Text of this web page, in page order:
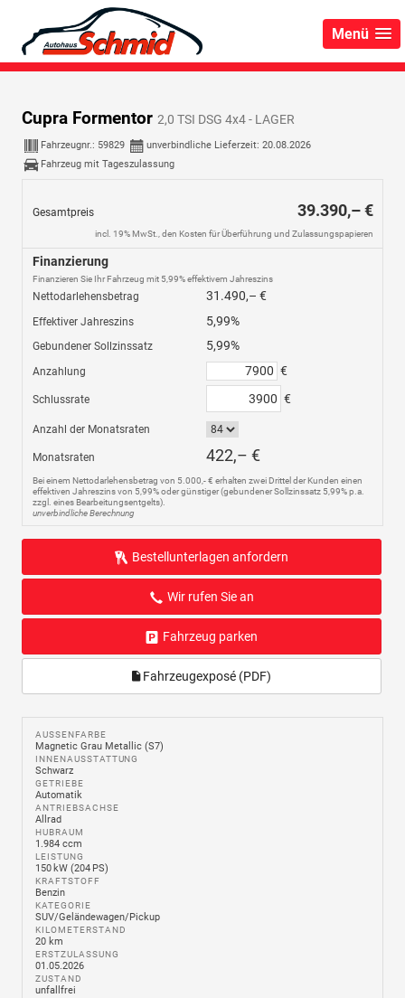
Menü
Cupra Formentor 2,0 TSI DSG 4x4 - LAGER
Fahrzeugnr.: 59829 unverbindliche Lieferzeit: 20.08.2026
Fahrzeug mit Tageszulassung
Gesamtpreis 39.390,– €
incl. 19% MwSt., den Kosten für Überführung und Zulassungspapieren
Finanzierung
Finanzieren Sie Ihr Fahrzeug mit 5,99% effektivem Jahreszins
Nettodarlehensbetrag 31.490,– €
Effektiver Jahreszins 5,99%
Gebundener Sollzinssatz 5,99%
Anzahlung €
Schlussrate €
Anzahl der Monatsraten
Monatsraten 422,– €
Bei einem Nettodarlehensbetrag von 5.000,- € erhalten zwei Drittel der Kunden einen
effektiven Jahreszins von 5,99% oder günstiger (gebundener Sollzinssatz 5,99% p.a.
zzgl. eines Bearbeitungsentgelts).
unverbindliche Berechnung
Bestellunterlagen anfordern
Wir rufen Sie an
Fahrzeug parken
Fahrzeugexposé (PDF)
AUSSENFARBE
Magnetic Grau Metallic (S7)
INNENAUSSTATTUNG
Schwarz
GETRIEBE
Automatik
ANTRIEBSACHSE
Allrad
HUBRAUM
1.984 ccm
LEISTUNG
150 kW (204 PS)
KRAFTSTOFF
Benzin
KATEGORIE
SUV/Geländewagen/Pickup
KILOMETERSTAND
20 km
ERSTZULASSUNG
01.05.2026
ZUSTAND
unfallfrei